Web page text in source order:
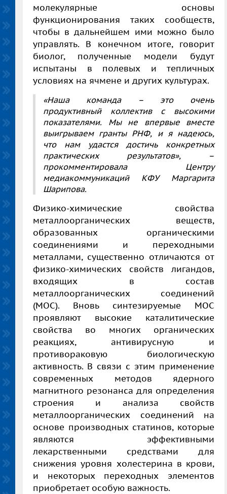
молекулярные основы
функционирования таких сообществ,
чтобы в дальнейшем ими можно было
управлять. В конечном итоге, говорит
биолог, полученные модели будут
испытаны в полевых и тепличных
условиях на ячмене и других культурах.
«Наша команда – это очень
продуктивный коллектив с высокими
показателями. Мы не впервые вместе
выигрываем гранты РНФ, и я надеюсь,
что нам удастся достичь конкретных
практических результатов», –
прокомментировала Центру
медиакоммуникаций КФУ Маргарита
Шарипова.
Физико-химические свойства
металлоорганических веществ,
образованных органическими
соединениями и переходными
металлами, существенно отличаются от
физико-химических свойств лигандов,
входящих в состав
металлоорганических соединений
(МОС). Вновь синтезируемые МОС
проявляют высокие каталитические
свойства во многих органических
реакциях, антивирусную и
противораковую биологическую
активность. В связи с этим применение
современных методов ядерного
магнитного резонанса для определения
строения и анализа свойств
металлоорганических соединений на
основе производных статинов, которые
являются эффективными
лекарственными средствами для
снижения уровня холестерина в крови,
и некоторых переходных элементов
приобретает особую важность.